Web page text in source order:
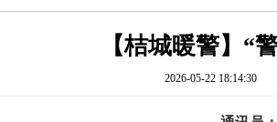
【桔城暖警】“
2026-05-22 18:14:30